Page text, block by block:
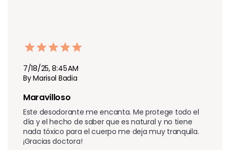
7/18/25, 8:45 AM
By Marisol Badia
Maravilloso
Este desodorante me encanta. Me protege todo el
día y el hecho de saber que es natural y no tiene
nada tóxico para el cuerpo me deja muy tranquila.
¡Gracias doctora!